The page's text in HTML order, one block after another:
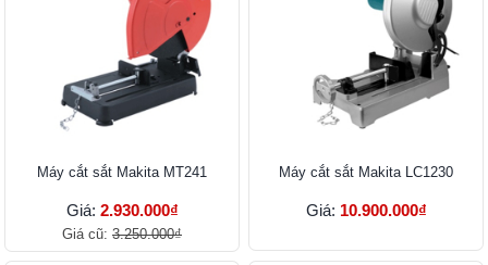
Máy cắt sắt Makita MT241
Giá: 2.930.000₫
Giá cũ: 3.250.000₫
Máy cắt sắt Makita LC1230
Giá: 10.900.000₫